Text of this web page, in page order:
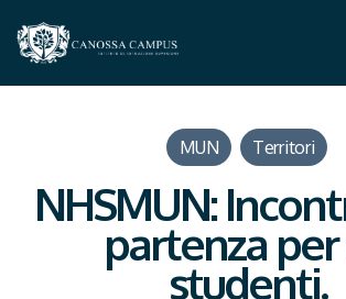
MUN Territori
NHSMUN:
partenza
studenti.